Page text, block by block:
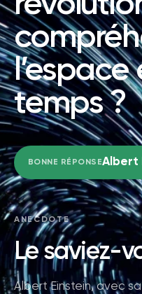
l’espace
temps ?
BONNE RÉPONSEAlbert
ANECDOTE
Le saviez-
Albert Einstein, avec